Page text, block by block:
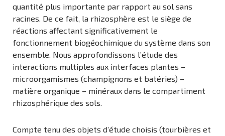
quantité plus importante par rapport au sol sans
racines. De ce fait, la rhizosphère est le siège de
réactions affectant significativement le
fonctionnement biogéochimique du système dans son
ensemble. Nous approfondissons l’étude des
interactions multiples aux interfaces plantes –
microorgamismes (champignons et batéries) –
matière organique – minéraux dans le compartiment
rhizosphérique des sols.
Compte tenu des objets d’étude choisis (tourbières et